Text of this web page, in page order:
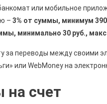
или мобильное
– 3% от суммы, минимум 390
минимально 30 руб.,
за переводы между своими
или WebMoney на
на счет